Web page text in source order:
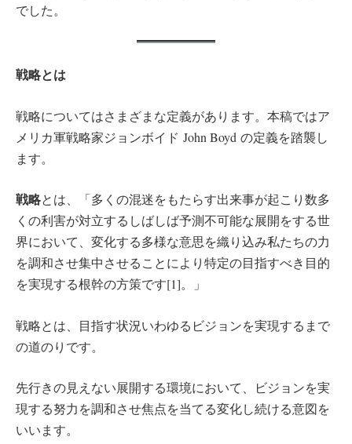
でした。
戦略とは
戦略についてはさまざまな定義があります。本稿ではア
メリカ軍戦略家ジョンボイド John Boyd の定義を踏襲し
ます。
戦略とは、「多くの混迷をもたらす出来事が起こり数多
くの利害が対立するしばしば予測不可能な展開をする世
界において、変化する多様な意思を織り込み私たちの力
を調和させ集中させることにより特定の目指すべき目的
を実現する根幹の方策です[1]。」
戦略とは、目指す状況いわゆるビジョンを実現するまで
の道のりです。
先行きの見えない展開する環境において、ビジョンを実
現する努力を調和させ焦点を当てる変化し続ける意図を
いいます。